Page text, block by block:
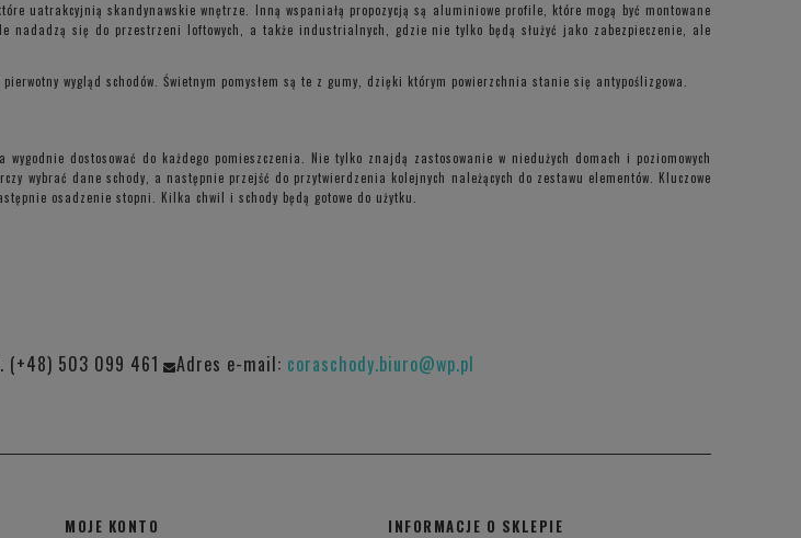
uatrakcyjnią skandynawskie wnętrze. Inną wspaniałą propozycją są aluminiowe profile, które mogą być montowane
nadadzą się do przestrzeni loftowych, a także industrialnych, gdzie nie tylko będą służyć jako zabezpieczenie, ale
wygląd schodów. Świetnym pomysłem są te z gumy, dzięki którym powierzchnia stanie się antypoślizgowa.
wygodnie dostosować do każdego pomieszczenia. Nie tylko znajdą zastosowanie w niedużych domach i poziomowych
wybrać dane schody, a następnie przejść do przytwierdzenia kolejnych należących do zestawu elementów. Kluczowe
osadzenie stopni. Kilka chwil i schody będą gotowe do użytku.
(+48) 503 099 461 Adres e-mail: coraschody.biuro@wp.pl
MOJE KONTO INFORMACJE O SKLEPIE